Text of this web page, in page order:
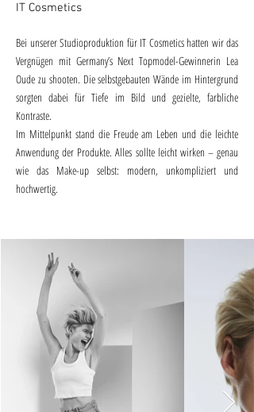
IT Cosmetics
Bei unserer Studioproduktion für IT Cosmetics hatten wir das
Vergnügen mit Germany’s Next Topmodel-Gewinnerin Lea
Oude zu shooten. Die selbstgebauten Wände im Hintergrund
sorgten dabei für Tiefe im Bild und gezielte, farbliche
Kontraste.
Im Mittelpunkt stand die Freude am Leben und die leichte
Anwendung der Produkte. Alles sollte leicht wirken – genau
wie das Make-up selbst: modern, unkompliziert und
hochwertig.